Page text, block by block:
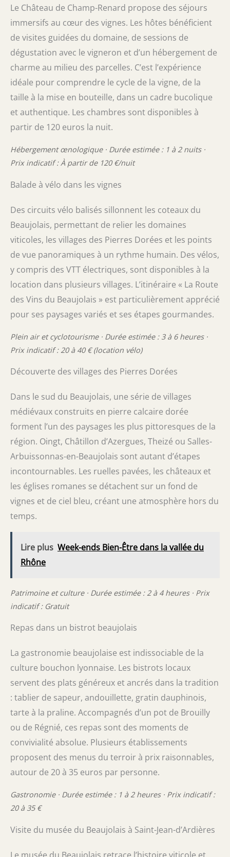
Le Château de Champ-Renard propose des séjours
immersifs au cœur des vignes. Les hôtes bénéficient
de visites guidées du domaine, de sessions de
dégustation avec le vigneron et d’un hébergement de
charme au milieu des parcelles. C’est l’expérience
idéale pour comprendre le cycle de la vigne, de la
taille à la mise en bouteille, dans un cadre bucolique
et authentique. Les chambres sont disponibles à
partir de 120 euros la nuit.
Hébergement œnologique · Durée estimée : 1 à 2 nuits ·
Prix indicatif : À partir de 120 €/nuit
Balade à vélo dans les vignes
Des circuits vélo balisés sillonnent les coteaux du
Beaujolais, permettant de relier les domaines
viticoles, les villages des Pierres Dorées et les points
de vue panoramiques à un rythme humain. Des vélos,
y compris des VTT électriques, sont disponibles à la
location dans plusieurs villages. L’itinéraire « La Route
des Vins du Beaujolais » est particulièrement apprécié
pour ses paysages variés et ses étapes gourmandes.
Plein air et cyclotourisme · Durée estimée : 3 à 6 heures ·
Prix indicatif : 20 à 40 € (location vélo)
Découverte des villages des Pierres Dorées
Dans le sud du Beaujolais, une série de villages
médiévaux construits en pierre calcaire dorée
forment l’un des paysages les plus pittoresques de la
région. Oingt, Châtillon d’Azergues, Theizé ou Salles-
Arbuissonnas-en-Beaujolais sont autant d’étapes
incontournables. Les ruelles pavées, les châteaux et
les églises romanes se détachent sur un fond de
vignes et de ciel bleu, créant une atmosphère hors du
temps.
Lire plus Week-ends Bien-Être dans la vallée du
Rhône
Patrimoine et culture · Durée estimée : 2 à 4 heures · Prix
indicatif : Gratuit
Repas dans un bistrot beaujolais
La gastronomie beaujolaise est indissociable de la
culture bouchon lyonnaise. Les bistrots locaux
servent des plats généreux et ancrés dans la tradition
: tablier de sapeur, andouillette, gratin dauphinois,
tarte à la praline. Accompagnés d’un pot de Brouilly
ou de Régnié, ces repas sont des moments de
convivialité absolue. Plusieurs établissements
proposent des menus du terroir à prix raisonnables,
autour de 20 à 35 euros par personne.
Gastronomie · Durée estimée : 1 à 2 heures · Prix indicatif :
20 à 35 €
Visite du musée du Beaujolais à Saint-Jean-d’Ardières